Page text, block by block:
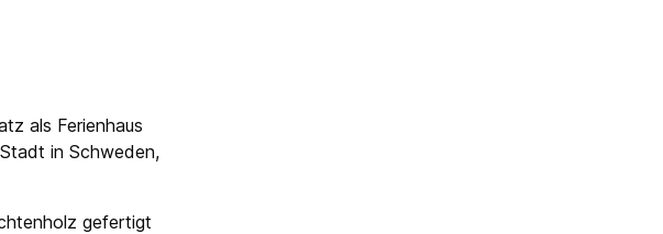
als Ferienhaus
in Schweden,
gefertigt